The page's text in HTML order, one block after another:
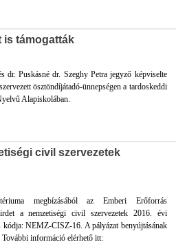
is támogatták
dr. Puskásné dr. Szeghy Petra jegyző képviselte
ösztöndíjátadó-ünnepségen a tardoskeddi
Alapiskolában.
civil szervezetek
megbízásából az Emberi Erőforrás
a nemzetiségi civil szervezetek 2016. évi
kódja: NEMZ-CISZ-16. A pályázat benyújtásának
információ elérhető itt: